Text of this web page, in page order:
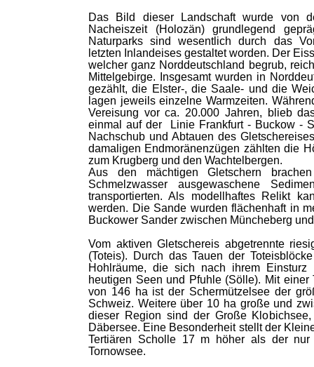
Das Bild dieser Landschaft wurde von
Nacheiszeit (Holozän) grundlegend
Naturparks sind wesentlich durch das
letzten Inlandeises gestaltet worden. Der
welcher ganz Norddeutschland begrub,
Mittelgebirge. Insgesamt wurden in
gezählt, die Elster-, die Saale- und die
lagen jeweils einzelne Warmzeiten.
Vereisung vor ca. 20.000 Jahren, blieb
einmal auf der Linie Frankfurt - Buckow -
Nachschub und Abtauen des
damaligen Endmoränenzügen zählten die
zum Krugberg und den Wachtelbergen.
Aus den mächtigen Gletschern
Schmelzwasser ausgewaschene
transportierten. Als modellhaftes Relikt
werden. Die Sande wurden flächenhaft in
Buckower Sander zwischen Müncheberg
Vom aktiven Gletschereis abgetrennte
(Toteis). Durch das Tauen der
Hohlräume, die sich nach ihrem
heutigen Seen und Pfuhle (Sölle). Mit
von 146 ha ist der Schermützelsee der
Schweiz. Weitere über 10 ha große und
dieser Region sind der Große
Däbersee. Eine Besonderheit stellt der
Tertiären Scholle 17 m höher als der
Tornowsee.